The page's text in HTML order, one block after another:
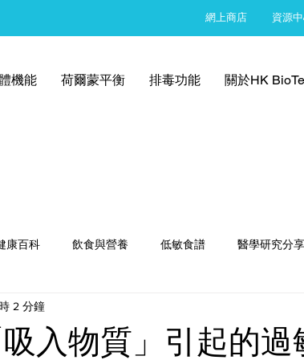
網上商店 資源
機能 荷爾蒙平衡 排毒功能 關於HK
康百科 飲食與營養 低敏食譜 醫學研究分享
入物質」引起的過
2 分鐘